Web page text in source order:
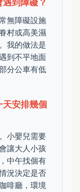
到障礙？
無障礙設施
村或高美濕
我的做法是
到不平地面
分公車有低
安排幾個
小嬰兒需要
讓大人小孩
中午找個有
況決定是否
啡廳，環境